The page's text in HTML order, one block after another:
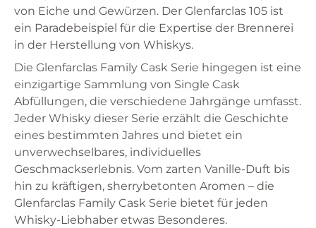
von Eiche und Gewürzen. Der Glenfarclas 105 ist
ein Paradebeispiel für die Expertise der Brennerei
in der Herstellung von Whiskys.
Die Glenfarclas Family Cask Serie hingegen ist eine
einzigartige Sammlung von Single Cask
Abfüllungen, die verschiedene Jahrgänge umfasst.
Jeder Whisky dieser Serie erzählt die Geschichte
eines bestimmten Jahres und bietet ein
unverwechselbares, individuelles
Geschmackserlebnis. Vom zarten Vanille-Duft bis
hin zu kräftigen, sherrybetonten Aromen – die
Glenfarclas Family Cask Serie bietet für jeden
Whisky-Liebhaber etwas Besonderes.